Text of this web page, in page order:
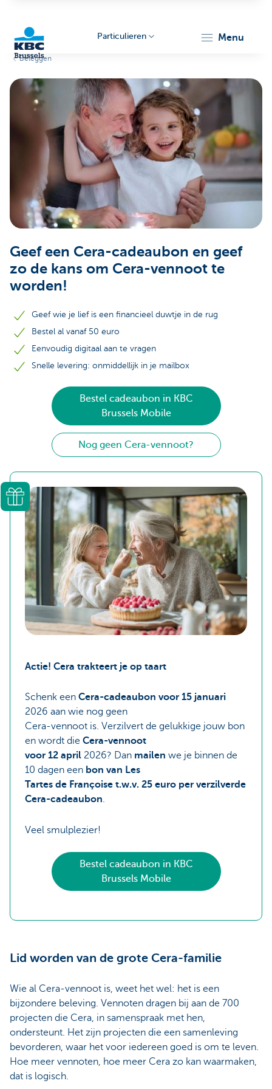
Particulieren menu
Beleggen
Geef een Cera-cadeaubon en geef
zo de kans om Cera-vennoot te
worden!
Geef wie je lief is een financieel duwtje in de rug
Bestel al vanaf 50 euro
Eenvoudig digitaal aan te vragen
Snelle levering: onmiddellijk in je mailbox
Bestel cadeaubon in KBC
Brussels Mobile
Nog geen Cera-vennoot?
Actie! Cera trakteert je op taart
Schenk een Cera-cadeaubon voor 15 januari
2026 aan wie nog geen
Cera-vennoot is. Verzilvert de gelukkige jouw bon
en wordt die Cera-vennoot
voor 12 april 2026? Dan mailen we je binnen de
10 dagen een bon van Les
Tartes de Françoise t.w.v. 25 euro per verzilverde
Cera-cadeaubon.
Veel smulplezier!
Bestel cadeaubon in KBC
Brussels Mobile
Lid worden van de grote Cera-familie
Wie al Cera-vennoot is, weet het wel: het is een
bijzondere beleving. Vennoten dragen bij aan de 700
projecten die Cera, in samenspraak met hen,
ondersteunt. Het zijn projecten die een samenleving
bevorderen, waar het voor iedereen goed is om te leven.
Hoe meer vennoten, hoe meer Cera zo kan waarmaken,
dat is logisch.